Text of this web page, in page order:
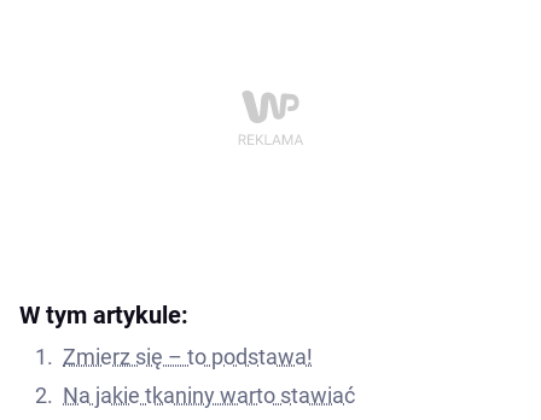
W tym artykule:
Zmierz się – to podstawa!
Na jakie tkaniny warto stawiać